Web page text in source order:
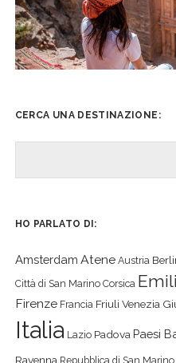
CERCA UNA DESTINAZIONE:
HO PARLATO DI:
Amsterdam Atene Austria
Città di San Marino Corsica
Firenze Francia Friuli Venezia
Italia Lazio Padova Paesi
Ravenna Repubblica di San Marino